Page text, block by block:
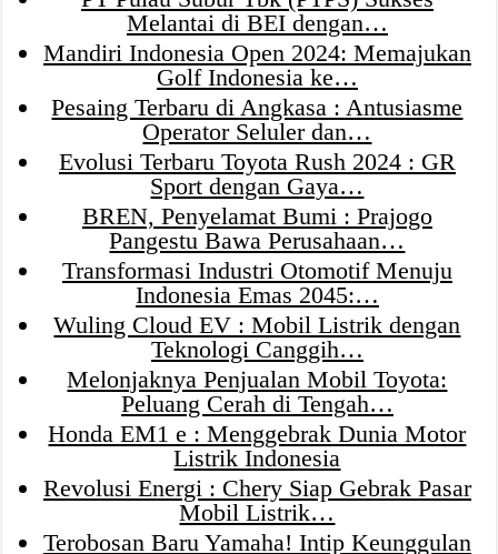
Melantai di BEI dengan…
Mandiri Indonesia Open 2024: Memajukan
Golf Indonesia ke…
Pesaing Terbaru di Angkasa : Antusiasme
Operator Seluler dan…
Evolusi Terbaru Toyota Rush 2024 : GR
Sport dengan Gaya…
BREN, Penyelamat Bumi : Prajogo
Pangestu Bawa Perusahaan…
Transformasi Industri Otomotif Menuju
Indonesia Emas 2045:…
Wuling Cloud EV : Mobil Listrik dengan
Teknologi Canggih…
Melonjaknya Penjualan Mobil Toyota:
Peluang Cerah di Tengah…
Honda EM1 e : Menggebrak Dunia Motor
Listrik Indonesia
Revolusi Energi : Chery Siap Gebrak Pasar
Mobil Listrik…
Terobosan Baru Yamaha! Intip Keunggulan